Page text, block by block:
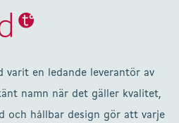
varit en ledande leverantör av
namn när det gäller kvalitet,
och hållbar design gör att varje